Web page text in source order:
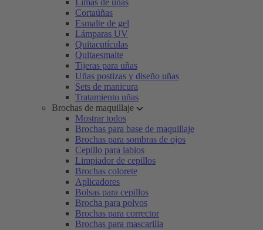
Limas de uñas
Cortaúñas
Esmalte de gel
Lámparas UV
Quitacutículas
Quitaesmalte
Tijeras para uñas
Uñas postizas y diseño uñas
Sets de manicura
Tratamiento uñas
Brochas de maquillaje
Mostrar todos
Brochas para base de maquillaje
Brochas para sombras de ojos
Cepillo para labios
Limpiador de cepillos
Brochas colorete
Aplicadores
Bolsas para cepillos
Brocha para polvos
Brochas para corrector
Brochas para mascarilla